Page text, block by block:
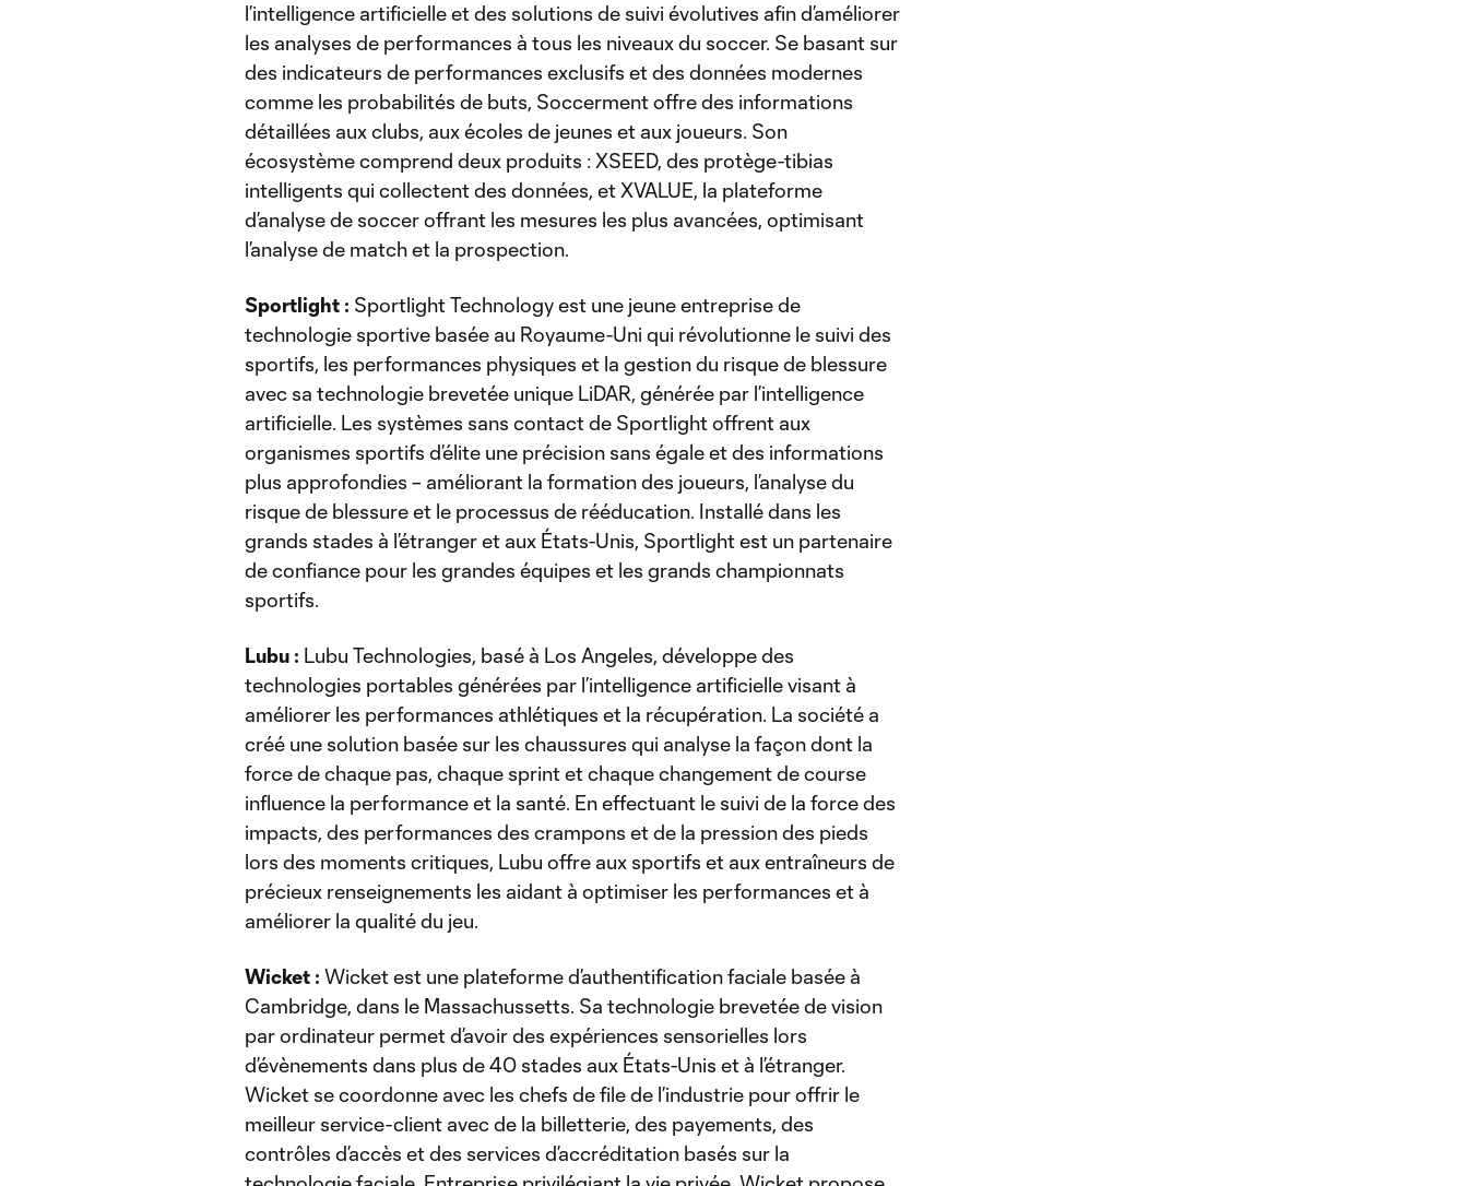
l’intelligence artificielle et des solutions de suivi évolutives afin d’améliorer
les analyses de performances à tous les niveaux du soccer. Se basant sur
des indicateurs de performances exclusifs et des données modernes
comme les probabilités de buts, Soccerment offre des informations
détaillées aux clubs, aux écoles de jeunes et aux joueurs. Son
écosystème comprend deux produits : XSEED, des protège-tibias
intelligents qui collectent des données, et XVALUE, la plateforme
d’analyse de soccer offrant les mesures les plus avancées, optimisant
l’analyse de match et la prospection.
Sportlight : Sportlight Technology est une jeune entreprise de
technologie sportive basée au Royaume-Uni qui révolutionne le suivi des
sportifs, les performances physiques et la gestion du risque de blessure
avec sa technologie brevetée unique LiDAR, générée par l’intelligence
artificielle. Les systèmes sans contact de Sportlight offrent aux
organismes sportifs d’élite une précision sans égale et des informations
plus approfondies – améliorant la formation des joueurs, l’analyse du
risque de blessure et le processus de rééducation. Installé dans les
grands stades à l’étranger et aux États-Unis, Sportlight est un partenaire
de confiance pour les grandes équipes et les grands championnats
sportifs.
Lubu : Lubu Technologies, basé à Los Angeles, développe des
technologies portables générées par l’intelligence artificielle visant à
améliorer les performances athlétiques et la récupération. La société a
créé une solution basée sur les chaussures qui analyse la façon dont la
force de chaque pas, chaque sprint et chaque changement de course
influence la performance et la santé. En effectuant le suivi de la force des
impacts, des performances des crampons et de la pression des pieds
lors des moments critiques, Lubu offre aux sportifs et aux entraîneurs de
précieux renseignements les aidant à optimiser les performances et à
améliorer la qualité du jeu.
Wicket : Wicket est une plateforme d’authentification faciale basée à
Cambridge, dans le Massachussetts. Sa technologie brevetée de vision
par ordinateur permet d’avoir des expériences sensorielles lors
d’évènements dans plus de 40 stades aux États-Unis et à l’étranger.
Wicket se coordonne avec les chefs de file de l’industrie pour offrir le
meilleur service-client avec de la billetterie, des payements, des
contrôles d’accès et des services d’accréditation basés sur la